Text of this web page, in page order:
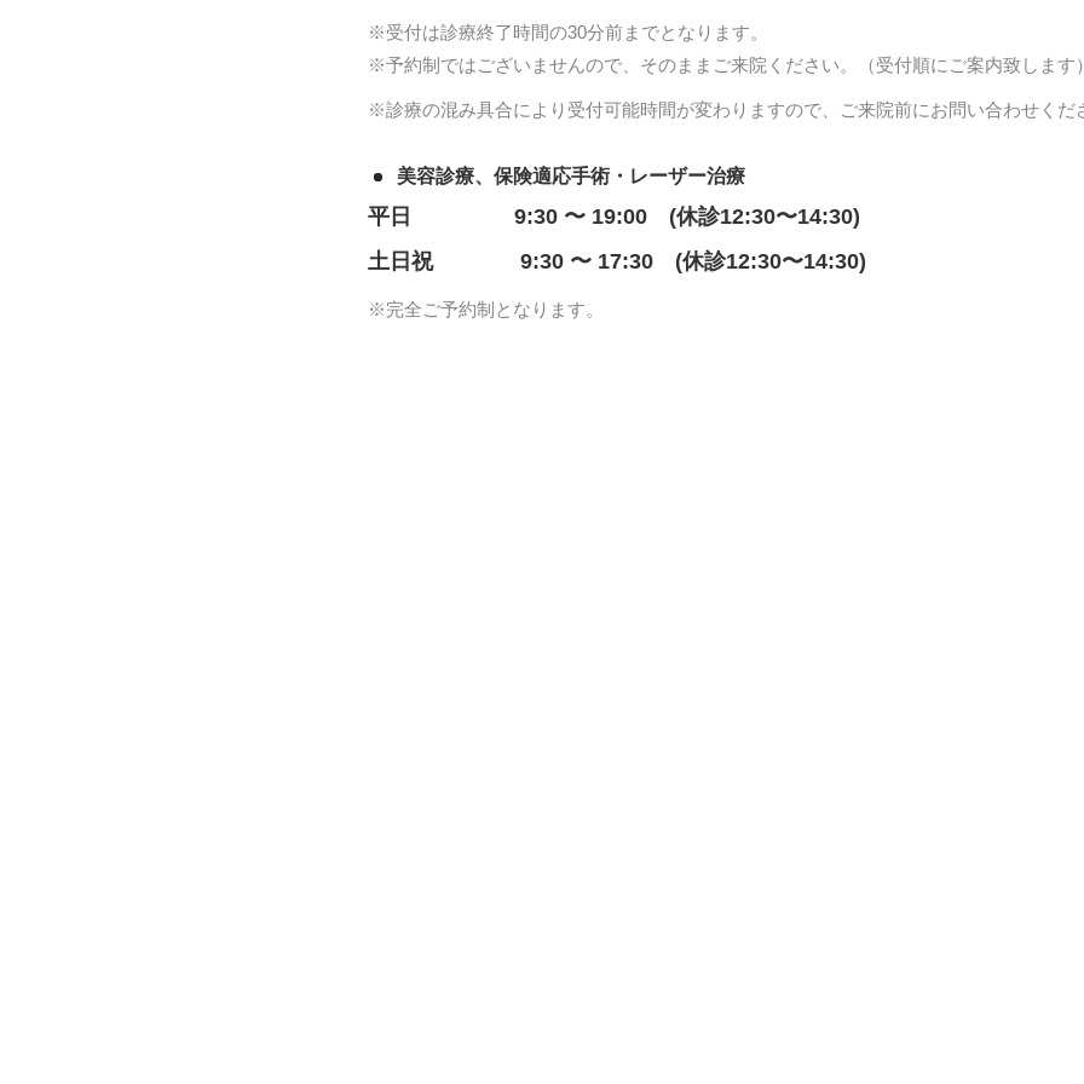
※受付は診療終了時間の30分前までとなります。
※予約制ではございませんので、そのままご来院ください。（受付順にご案内致します）
※診療の混み具合により受付可能時間が変わりますので、ご来院前にお問い合わせくだ
美容診療、保険適応手術・レーザー治療
平日
9:30 〜 19:00 (休診12:30〜14:30)
土日祝
9:30 〜 17:30 (休診12:30〜14:30)
※完全ご予約制となります。